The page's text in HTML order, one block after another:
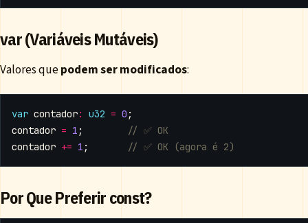
var (Variáveis Mutáveis)
Valores quepodem ser modificados:
var contador: u32 = 0 ;
contador = 1 ;
contador += 1 ;
Por Que Preferir const?